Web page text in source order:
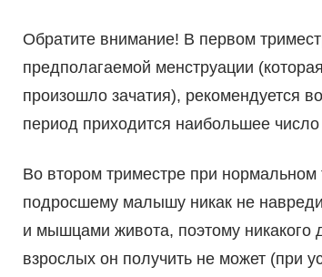
Обратите внимание! В первом
предполагаемой менструации
произошло зачатия), рекомендуется
период приходится наибольшее
Во втором триместре при
подросшему малышу никак не
и мышцами живота, поэтому никакого
взрослых он получить не может (при